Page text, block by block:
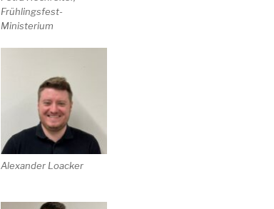
Frühlingsfest-
Ministerium
Alexander Loacker